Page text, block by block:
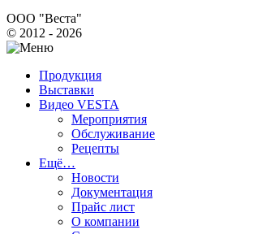
ООО "Веста"
© 2012 - 2026
Продукция
Выставки
Видео VESTA
Мероприятия
Обслуживание
Рецепты
Ещё…
Новости
Документация
Прайс лист
О компании